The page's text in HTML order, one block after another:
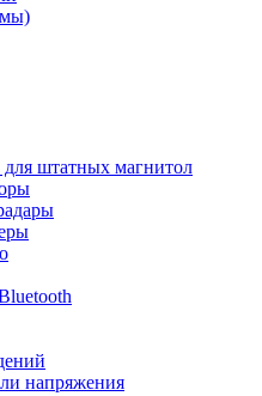
штатных магнитол
напряжения